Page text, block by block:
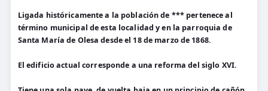
Ligada históricamente a la población de *** pertenece al
término municipal de esta localidad y en la parroquia de
Santa Marí­a de Olesa desde el 18 de marzo de 1868.
El edificio actual corresponde a una reforma del siglo XVI.